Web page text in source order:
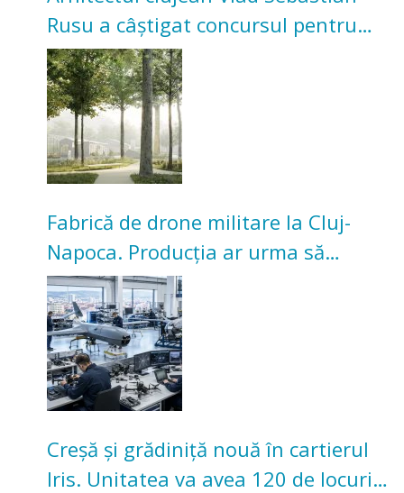
Rusu a câștigat concursul pentru
transformarea Grădinii Casei
Universitarilor
Fabrică de drone militare la Cluj-
Napoca. Producția ar urma să
înceapă în toamna acestui an
Creșă și grădiniță nouă în cartierul
Iris. Unitatea va avea 120 de locuri